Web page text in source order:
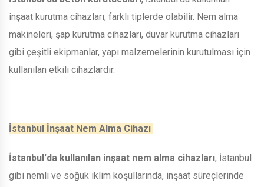
inşaat kurutma cihazları, farklı tiplerde olabilir. Nem alma
makineleri, şap kurutma cihazları, duvar kurutma cihazları
gibi çeşitli ekipmanlar, yapı malzemelerinin kurutulması için
kullanılan etkili cihazlardır.
İstanbul İnşaat Nem Alma Cihazı
İstanbul'da kullanılan inşaat nem alma cihazları, İstanbul
gibi nemli ve soğuk iklim koşullarında, inşaat süreçlerinde